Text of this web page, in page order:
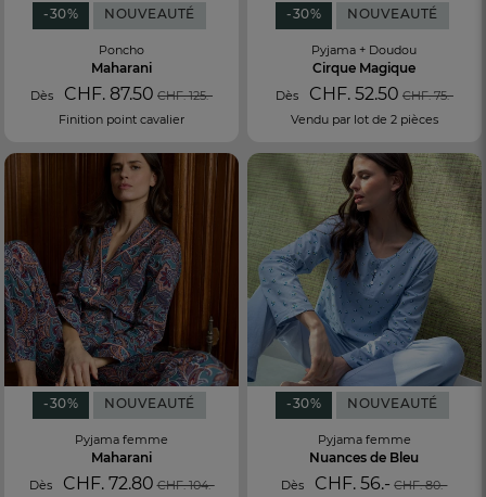
-30% NOUVEAUTÉ
Poncho
Maharani
Dès CHF. 87.50 CHF. 125.-
Finition point cavalier
-30% NOUVEAUTÉ
Pyjama + Doudou
Cirque Magique
Dès CHF. 52.50 CHF. 75.-
Vendu par lot de 2 pièces
-30% NOUVEAUTÉ
Pyjama femme
Maharani
Dès CHF. 72.80 CHF. 104.-
-30% NOUVEAUTÉ
Pyjama femme
Nuances de Bleu
Dès CHF. 56.- CHF. 80.-